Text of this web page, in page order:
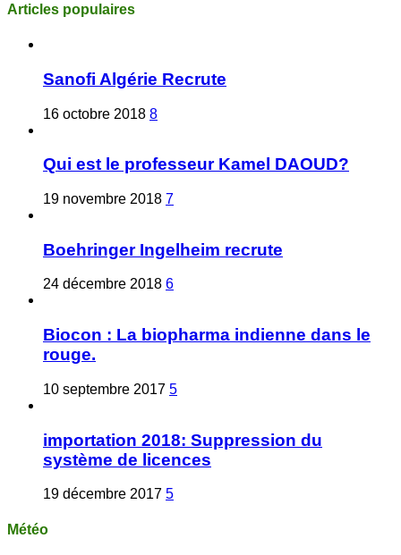
Articles populaires
Sanofi Algérie Recrute
16 octobre 2018 8
Qui est le professeur Kamel DAOUD?
19 novembre 2018 7
Boehringer Ingelheim recrute
24 décembre 2018 6
Biocon : La biopharma indienne dans le
rouge.
10 septembre 2017 5
importation 2018: Suppression du
système de licences
19 décembre 2017 5
Météo